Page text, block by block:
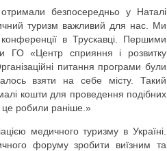
безпосередньо у Наталі
туризм важливий для нас. Ми
в Трускавці. Першими
ГО «Центр сприяння і розвитку
питання програми були
взяти на себе місту. Такий
кошти для проведення подібних
це робили раніше.»
медичного туризму в Україні.
форуму зробити виїзним та